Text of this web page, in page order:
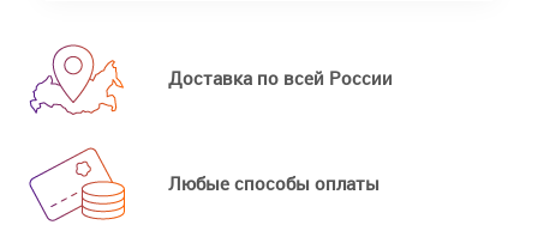
Доставка по всей России
Любые способы оплаты